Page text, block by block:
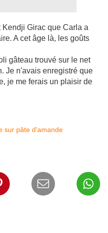
Kendji Girac que Carla a
A cet âge là, les goûts
gâteau trouvé sur le net
Je n'avais enregistré que
je me ferais un plaisir de
sur pâte d'amande